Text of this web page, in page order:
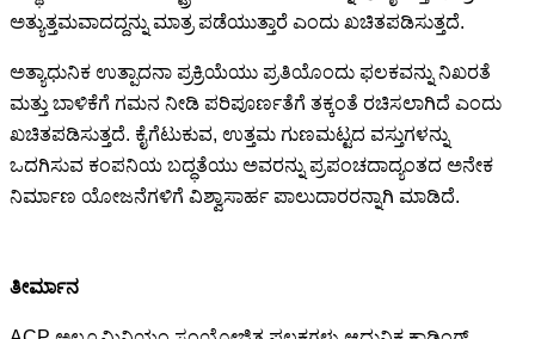
ಅತ್ಯುತ್ತಮವಾದದ್ದನ್ನು ಮಾತ್ರ ಪಡೆಯುತ್ತಾರೆ ಎಂದು ಖಚಿತಪಡಿಸುತ್ತದೆ.
ಅತ್ಯಾಧುನಿಕ ಉತ್ಪಾದನಾ ಪ್ರಕ್ರಿಯೆಯು ಪ್ರತಿಯೊಂದು ಫಲಕವನ್ನು ನಿಖರತೆ
ಮತ್ತು ಬಾಳಿಕೆಗೆ ಗಮನ ನೀಡಿ ಪರಿಪೂರ್ಣತೆಗೆ ತಕ್ಕಂತೆ ರಚಿಸಲಾಗಿದೆ ಎಂದು
ಖಚಿತಪಡಿಸುತ್ತದೆ. ಕೈಗೆಟುಕುವ, ಉತ್ತಮ ಗುಣಮಟ್ಟದ ವಸ್ತುಗಳನ್ನು
ಒದಗಿಸುವ ಕಂಪನಿಯ ಬದ್ಧತೆಯು ಅವರನ್ನು ಪ್ರಪಂಚದಾದ್ಯಂತದ ಅನೇಕ
ನಿರ್ಮಾಣ ಯೋಜನೆಗಳಿಗೆ ವಿಶ್ವಾಸಾರ್ಹ ಪಾಲುದಾರರನ್ನಾಗಿ ಮಾಡಿದೆ.
ತೀರ್ಮಾನ